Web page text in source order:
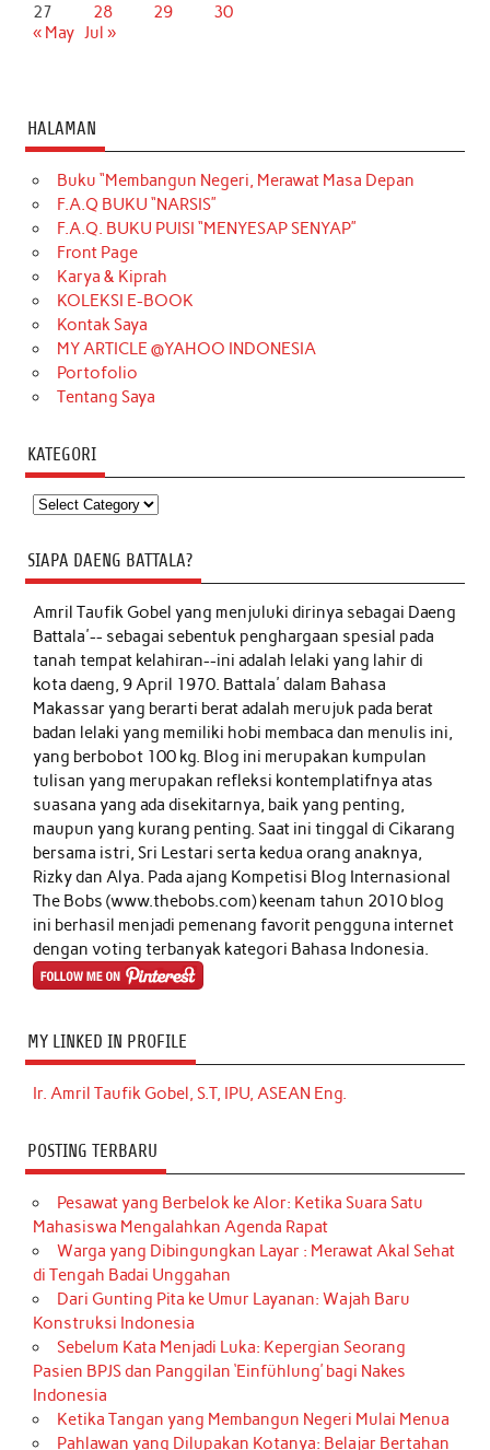
27
28 29
30
« May Jul »
HALAMAN
Buku “Membangun Negeri, Merawat Masa Depan
F.A.Q BUKU “NARSIS”
F.A.Q. BUKU PUISI “MENYESAP SENYAP”
Front Page
Karya & Kiprah
KOLEKSI E-BOOK
Kontak Saya
MY ARTICLE @YAHOO INDONESIA
Portofolio
Tentang Saya
KATEGORI
Kategori
SIAPA DAENG BATTALA?
Amril Taufik Gobelyang menjuluki dirinya sebagai Daeng
Battala'-- sebagai sebentuk penghargaan spesial pada
tanah tempat kelahiran--ini adalah lelaki yang lahir di
kota daeng, 9 April 1970. Battala' dalam Bahasa
Makassar yang berarti berat adalah merujuk pada berat
badan lelaki yang memiliki hobi membaca dan menulis ini,
yang berbobot 100 kg. Blog ini merupakan kumpulan
tulisan yang merupakan refleksi kontemplatifnya atas
suasana yang ada disekitarnya, baik yang penting,
maupun yang kurang penting. Saat ini tinggal di Cikarang
bersama istri, Sri Lestari serta kedua orang anaknya,
Rizky dan Alya. Pada ajang Kompetisi Blog Internasional
The Bobs (www.thebobs.com) keenam tahun 2010 blog
ini berhasil menjadi pemenang favorit pengguna internet
dengan voting terbanyak kategori Bahasa Indonesia.
MY LINKED IN PROFILE
Ir. Amril Taufik Gobel, S.T, IPU, ASEAN Eng.
POSTING TERBARU
Pesawat yang Berbelok ke Alor: Ketika Suara Satu
Mahasiswa Mengalahkan Agenda Rapat
Warga yang Dibingungkan Layar : Merawat Akal Sehat
di Tengah Badai Unggahan
Dari Gunting Pita ke Umur Layanan: Wajah Baru
Konstruksi Indonesia
Sebelum Kata Menjadi Luka: Kepergian Seorang
Pasien BPJS dan Panggilan ‘Einfühlung’ bagi Nakes
Indonesia
Ketika Tangan yang Membangun Negeri Mulai Menua
Pahlawan yang Dilupakan Kotanya: Belajar Bertahan